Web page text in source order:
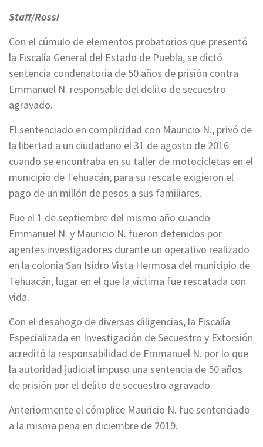
Staff/Rossi
Con el cúmulo de elementos probatorios que presentó
la Fiscalía General del Estado de Puebla, se dictó
sentencia condenatoria de 50 años de prisión contra
Emmanuel N. responsable del delito de secuestro
agravado.
El sentenciado en complicidad con Mauricio N., privó de
la libertad a un ciudadano el 31 de agosto de 2016
cuando se encontraba en su taller de motocicletas en el
municipio de Tehuacán; para su rescate exigieron el
pago de un millón de pesos a sus familiares.
Fue el 1 de septiembre del mismo año cuando
Emmanuel N. y Mauricio N. fueron detenidos por
agentes investigadores durante un operativo realizado
en la colonia San Isidro Vista Hermosa del municipio de
Tehuacán, lugar en el que la víctima fue rescatada con
vida.
Con el desahogo de diversas diligencias, la Fiscalía
Especializada en Investigación de Secuestro y Extorsión
acreditó la responsabilidad de Emmanuel N. por lo que
la autoridad judicial impuso una sentencia de 50 años
de prisión por el delito de secuestro agravado.
Anteriormente el cómplice Mauricio N. fue sentenciado
a la misma pena en diciembre de 2019.